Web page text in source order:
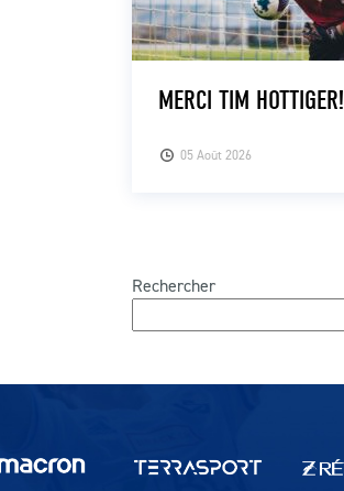
05 Août 2026
MERCI TIM HOTTIGER!
Rechercher